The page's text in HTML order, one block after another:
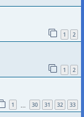
1 2
1 2
1 30 31 32 33